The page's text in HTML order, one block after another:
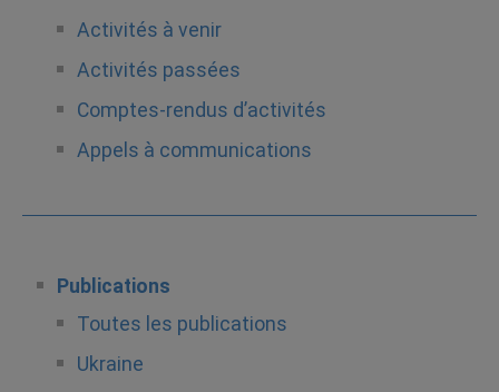
Activités à venir
Activités passées
Comptes-rendus d’activités
Appels à communications
Publications
Toutes les publications
Ukraine